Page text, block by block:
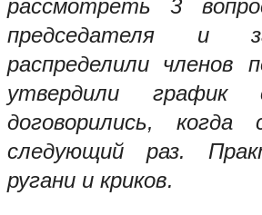
рассмотреть 3
председателя и
распределили членов
утвердили график
договорились, когда
следующий раз.
ругани и криков.